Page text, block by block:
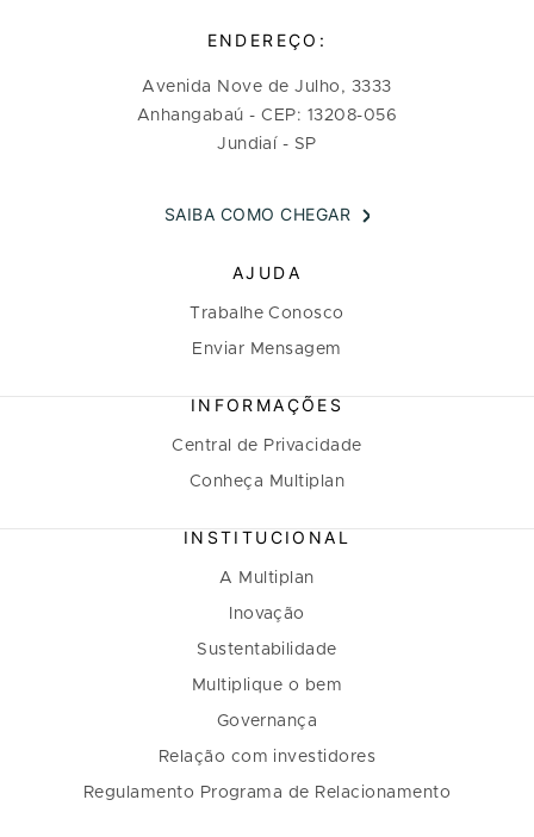
ENDEREÇO:
Avenida Nove de Julho, 3333
Anhangabaú - CEP: 13208-056
Jundiaí - SP
SAIBA COMO CHEGAR
AJUDA
Trabalhe Conosco
Enviar Mensagem
INFORMAÇÕES
Central de Privacidade
Conheça Multiplan
INSTITUCIONAL
A Multiplan
Inovação
Sustentabilidade
Multiplique o bem
Governança
Relação com investidores
Regulamento Programa de Relacionamento